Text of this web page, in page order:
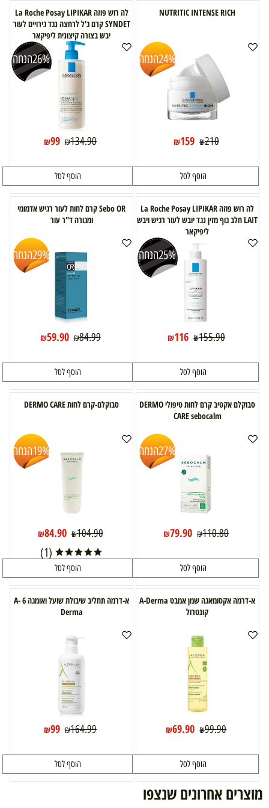
NUTRITIC INTENSE RICH
24%הנחה
₪210
₪159
הוסף לסל
לה רוש פוזה La Roche Posay LIPIKAR
SYNDET קרם ג'ל לרחצה נגד גירויים לעור
יבש בצורה קיצונית ליפיקאר
26%הנחה
₪134.90
₪99
הוסף לסל
לה רוש פוזה La Roche Posay LIPIKAR
LAIT חלב גוף מזין נגד יובש לעור רגיש ויבש
ליפיקאר
25%הנחה
₪155.90
₪116
הוסף לסל
Sebo OR קרם לחות לעור רגיש אדמומי
ומגורה ד"ר עור
29%הנחה
₪84.99
₪59.90
הוסף לסל
סבוקלם אקטיב קרם לחות טיפולי DERMO
CARE sebocalm
27%הנחה
₪110.80
₪79.90
הוסף לסל
סבוקלם-קרם לחות DERMO CARE
19%הנחה
₪104.90
₪84.90
(1)
הוסף לסל
א-דרמה אקסומאגה שמן אמבט A-Derma
קונטרול
₪99.90
₪69.90
הוסף לסל
א-דרמה תחליב שיבולת שועל ואומגה 6 A-
Derma
₪164.99
₪99
הוסף לסל
מוצרים אחרונים שנצפו